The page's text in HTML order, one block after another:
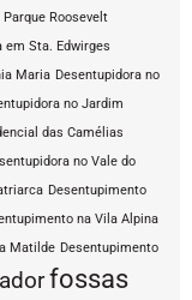
Roosevelt
em Sta. Edwirges
Maria Desentupidora no
no Jardim
das Camélias
no Vale do
Desentupimento
na Vila Alpina
Matilde Desentupimento
fossas